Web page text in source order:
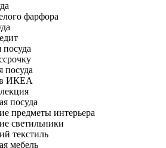
фарфора
посуда
в ИКЕА
посуда
предметы интерьера
светильники
текстиль
мебель